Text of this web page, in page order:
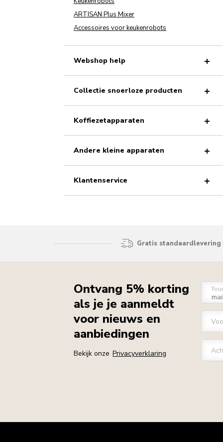
ARTISAN Plus Mixer
Accessoires voor keukenrobots
Webshop help
Collectie snoerloze producten
Koffiezetapparaten
Andere kleine apparaten
Klantenservice
Gratis
Ontvang 5% korting
als je je aanmeldt
voor nieuws en
aanbiedingen
Bekijk onze Privacyverklaring